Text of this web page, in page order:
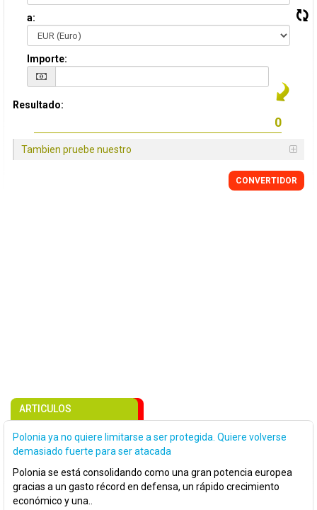
a:
Importe:
Resultado:
Tambien pruebe nuestro
CONVERTIDOR
ARTICULOS
Polonia ya no quiere limitarse a ser protegida. Quiere volverse
demasiado fuerte para ser atacada
Polonia se está consolidando como una gran potencia europea
gracias a un gasto récord en defensa, un rápido crecimiento
económico y una..